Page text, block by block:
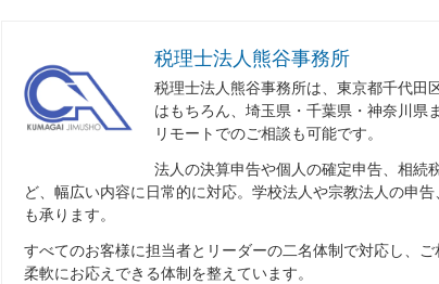
税理士法人熊谷事務所
税理士法人熊谷事務所は、東京都千代田
はもちろん、埼玉県・千葉県・神奈川県
リモートでのご相談も可能です。
法人の決算申告や個人の確定申告、相続
ど、幅広い内容に日常的に対応。学校法人や宗教法人の申
も承ります。
すべてのお客様に担当者とリーダーの二名体制で対応し、
柔軟にお応えできる体制を整えています。